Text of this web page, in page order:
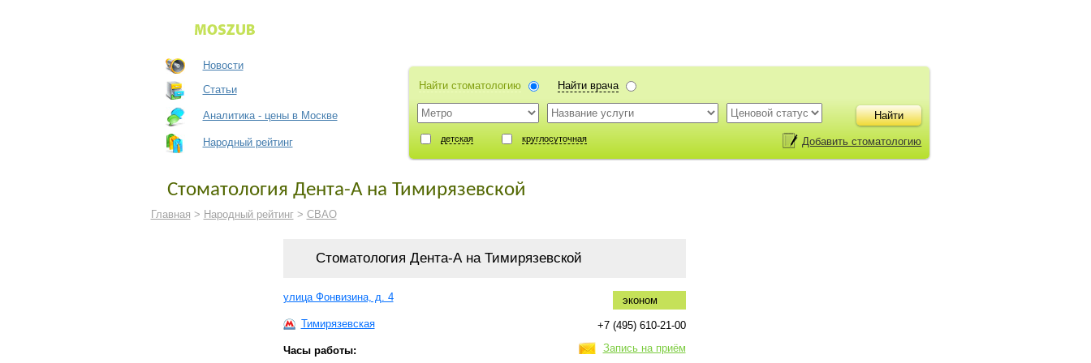
Новости
Статьи
Аналитика - цены в Москве
Народный рейтинг
Найти стоматологию Найти врача
детская круглосуточная Добавить стоматологию
Стоматология Дента-А на Тимирязевской
Главная > Народный рейтинг> СВАО
Стоматология Дента-А на Тимирязевской
эконом
улица Фонвизина, д. 4
Тимирязевская
Часы работы:
+7 (495) 610-21-00
Запись на приём